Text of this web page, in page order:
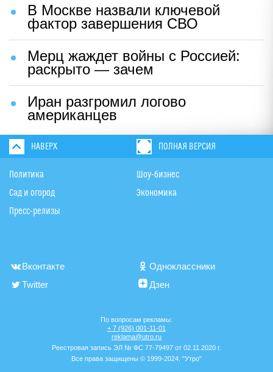
В Москве назвали ключевой
фактор завершения СВО
Мерц жаждет войны с Россией:
раскрыто — зачем
Иран разгромил логово
американцев
НАВЕРХ ПОЛНАЯ ВЕРСИЯ
Политика
Сад и огород
Пресс-релизы
Шоу-бизнес
Экономика
Вконтакте
Одноклассники
Twitter
Дзен
По вопросам рекламы:
+ 7 (926) 001-11-01
reklama@utro.ru
Реестровая запись ЭЛ № ФС 77-79497 от 02.11.2020 г.
Все права защищены © 1999-2024. "Утро"